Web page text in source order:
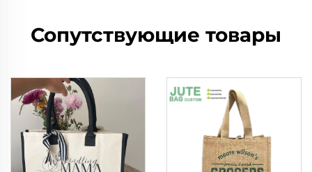
Сопутствующие товары